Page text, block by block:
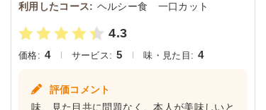
利用したコース: ヘルシー食 一口カット
4.3
価格: 4 サービス: 5 味・見た目: 4
評価コメント
味、見た目共に問題なく、本人が美味しいと